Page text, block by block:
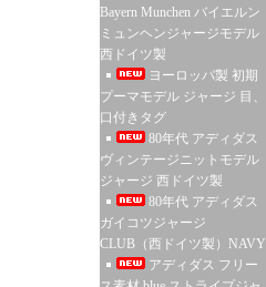
Bayern Munchen バイエルン
ミュンヘンジャージモデル
西ドイツ製
ヨーロッパ製 初期
プーマモデル ジャージ 目、
口付きタグ
80年代 アディダス
ヴィンテージニットモデル
ジャージ 西ドイツ製
80年代 アディダス
ガイコツジャージ
CLUB（西ドイツ製）NAVY
アディダス フリー